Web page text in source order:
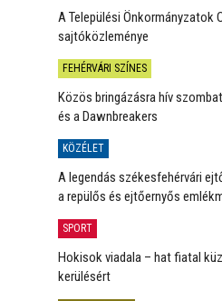
A Települési Önkormányzatok
sajtóközleménye
FEHÉRVÁRI SZÍNES
Közös bringázásra hív
és a Dawnbreakers
KÖZÉLET
A legendás székesfehérvári
a repülős és ejtőernyős
SPORT
Hokisok viadala – hat fiatal
kerülésért